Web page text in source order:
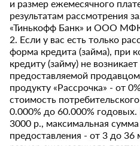
и размер ежемесячного
результатам рассмотрения
«Тинькофф Банк» и ООО
2. Если у вас есть только
форма кредита (займа), при
кредиту (займу) не
предоставляемой
продукту «Рассрочка» - от
стоимость
0.000% до 60.000%
3000 р., максимальная
предоставления - от 3 до